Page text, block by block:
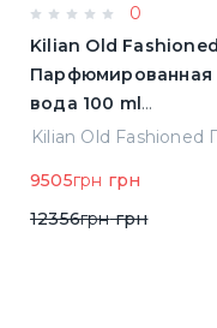
0
Kilian Old Fashioned
Парфюмированная
вода 100 ml
(3700550240723)
9505грн грн
12356грнгрн